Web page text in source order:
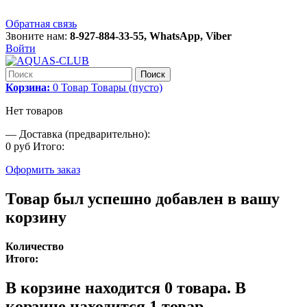
Обратная связь
Звоните нам: 8-927-884-33-55, WhatsApp, Viber
Войти
Поиск
Корзина: 0 Товар Товары (пусто)
Нет товаров
— Доставка (предварительно):
0 руб Итого:
Оформить заказ
Товар был успешно добавлен в вашу
корзину
Количество
Итого:
В корзине находится 0 товара. В